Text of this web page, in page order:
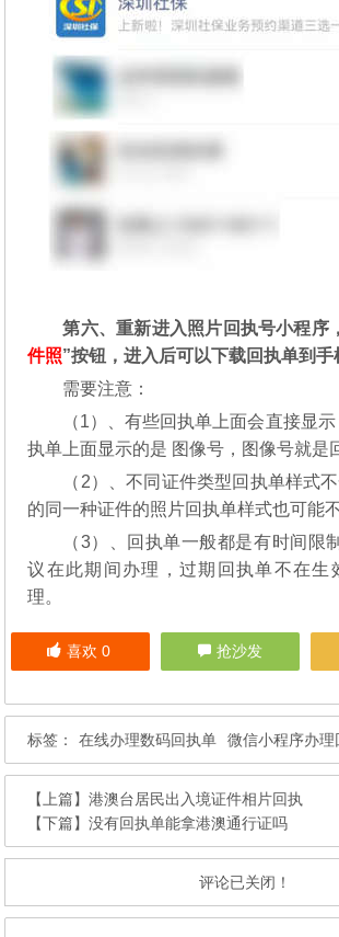
第六、重新进入照片回执号小程序
件照”按钮，进入后可以下载回执单到手
需要注意：
（1）、有些回执单上面会直接显
执单上面显示的是 图像号，图像号就是
（2）、不同证件类型回执单样式
的同一种证件的照片回执单样式也可能不
（3）、回执单一般都是有时间限
议在此期间办理，过期回执单不在生
理。
喜欢 0 抢沙发
标签： 在线办理数码回执单 微信小程序办理
【上篇】港澳台居民出入境证件相片回执
【下篇】没有回执单能拿港澳通行证吗
评论已关闭！